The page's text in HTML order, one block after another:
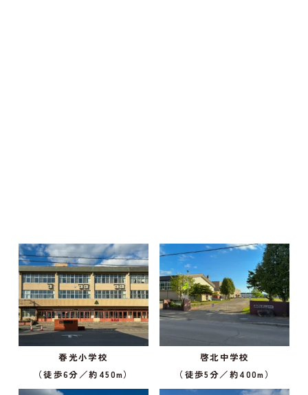
春光小学校
（徒歩6分／約450m）
啓北中学校
（徒歩5分／約400m）